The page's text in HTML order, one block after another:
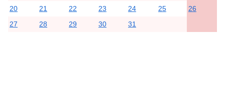
20
21 22 23 24 25
26
27
28 29 30 31